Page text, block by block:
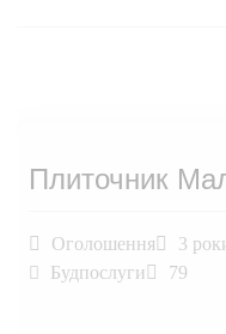
Плиточник
Оголошення 3
Будпослуги
79